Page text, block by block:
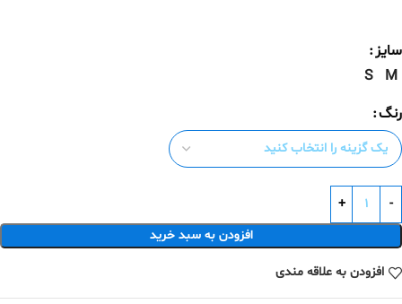
سایز
M
S
رنگ
افزودن به سبد خرید
افزودن به علاقه مندی